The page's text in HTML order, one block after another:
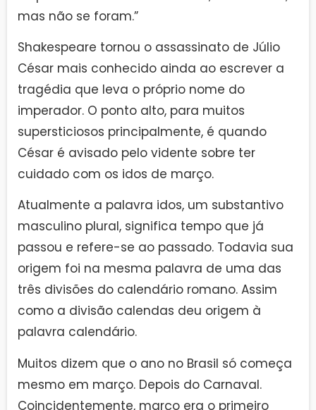
mas não se foram.”
Shakespeare tornou o assassinato de Júlio
César mais conhecido ainda ao escrever a
tragédia que leva o próprio nome do
imperador. O ponto alto, para muitos
supersticiosos principalmente, é quando
César é avisado pelo vidente sobre ter
cuidado com os idos de março.
Atualmente a palavra idos, um substantivo
masculino plural, significa tempo que já
passou e refere-se ao passado. Todavia sua
origem foi na mesma palavra de uma das
três divisões do calendário romano. Assim
como a divisão calendas deu origem à
palavra calendário.
Muitos dizem que o ano no Brasil só começa
mesmo em março. Depois do Carnaval.
Coincidentemente, março era o primeiro